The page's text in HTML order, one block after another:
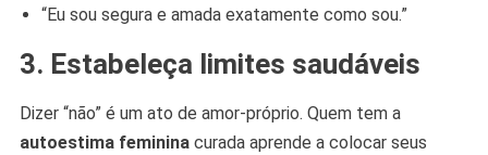
“Eu sou segura e amada exatamente como sou.”
3. Estabeleça limites saudáveis
Dizer “não” é um ato de amor-próprio. Quem tem a
autoestima femininacurada aprende a colocar seus